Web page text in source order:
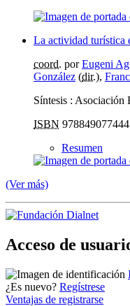
La actividad turística
coord. porEugeni
González (dir.),
Síntesis :
ISBN
Resumen
(Ver más)
Acceso de
¿Es nuevo? Regístrese
Ventajas de registrarse